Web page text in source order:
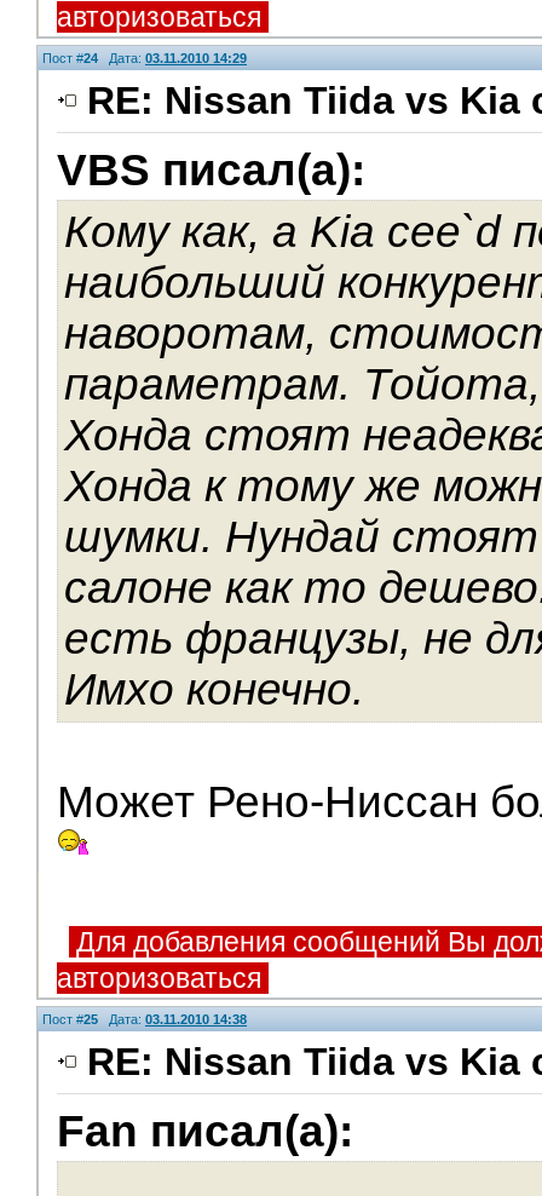
авторизоваться
Пост #24Дата: 03.11.2010 14:29
RE: Nissan Tiida vs Kia
VBS писал(а):
Кому как, а Kia cee`d
наибольший
наворотам,
параметрам.
Хонда стоят
Хонда к тому же
шумки. Нундай
салоне как то
есть французы, не
Имхо конечно.
Может Рено-Ниссан
Для добавления сообщений Вы
авторизоваться
Пост #25 Дата: 03.11.2010 14:38
RE: Nissan Tiida vs Kia
Fan писал(а):
V.I.P.